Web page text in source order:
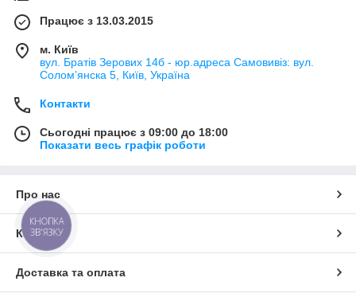
Працює з 13.03.2015
м. Київ
вул. Братів Зерових 14б - юр.адреса Самовивіз: вул.
Соломʼянска 5, Київ, Україна
Контакти
Сьогодні працює з 09:00 до 18:00
Показати весь графік роботи
Про нас
Контакти
Доставка та оплата
КНОПКА
ЗВ'ЯЗКУ